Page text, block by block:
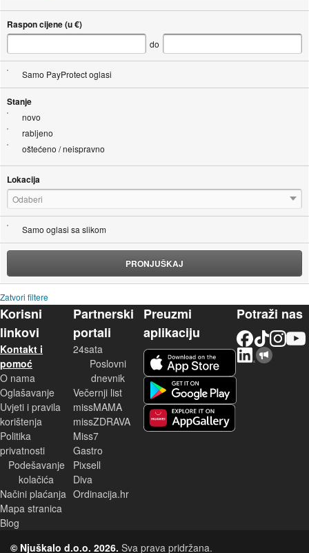
Raspon cijene (u €)
do
Samo PayProtect oglasi
Stanje
novo
rabljeno
oštećeno / neispravno
Lokacija
Odaberi
Samo oglasi sa slikom
PRONJUŠKAJ
Zatvori filtere
Korisni
linkovi
Kontakt i
pomoć
O nama
Oglašavanje
Uvjeti i pravila
korištenja
Politika
privatnosti
Podešavanje
kolačića
Načini plaćanja
Mapa stranica
Blog
Partnerski
portali
24sata
Poslovni
dnevnik
Večernji list
missMAMA
missZDRAVA
Miss7
Gastro
Pixsell
Diva
Ordinacija.hr
Preuzmi
aplikaciju
Potraži nas
© Njuškalo d.o.o. 2026. Sva prava pridržana.